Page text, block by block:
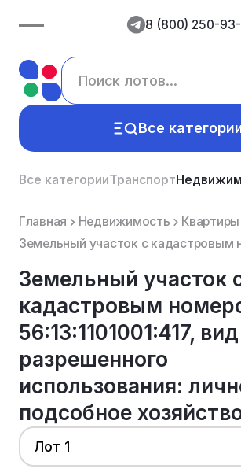
8 (800) 250-
Все
Все категорииТранспорт
Главная Недвижимость
Квартиры
Земельный участок
кадастровым
56:13:1101001:417, вид
разрешенного
использования:
подсобное
Лот 1